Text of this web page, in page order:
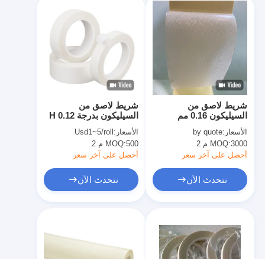
شريط لاصق من
السيليكون بدرجة H 0.12
مم شريط مقاوم للحرارة
من السيليكون
الأسعار: Usd1~5/roll
MOQ:500 م 2
أحصل على آخر سعر
نتحدث الآن
شريط لاصق من
السيليكون 0.16 مم
الأسعار:by quote
MOQ:3000 م 2
أحصل على آخر سعر
نتحدث الآن